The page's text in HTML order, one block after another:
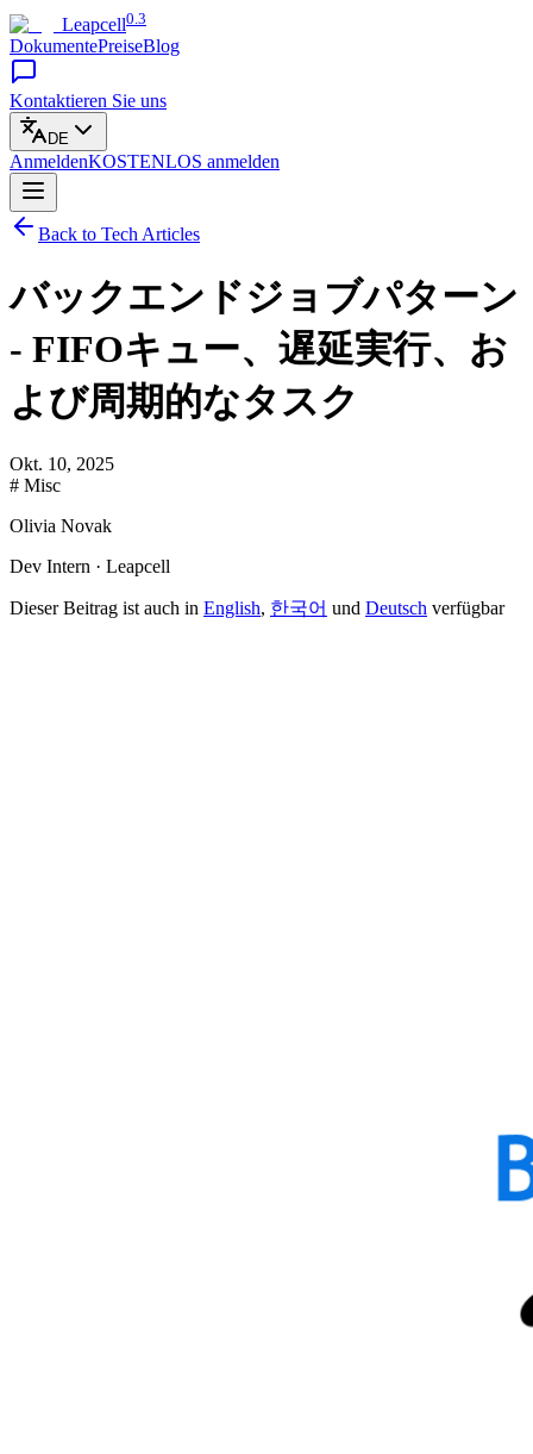
Leapcell0.3
DokumentePreiseBlog
Kontaktieren Sie uns
DE
AnmeldenKOSTENLOS anmelden
Back to Tech Articles
バックエンドジョブパターン
- FIFOキュー、遅延実行、お
よび周期的なタスク
Okt. 10, 2025
# Misc
Olivia Novak
Dev Intern · Leapcell
Dieser Beitrag ist auch in English, 한국어 und Deutsch verfügbar